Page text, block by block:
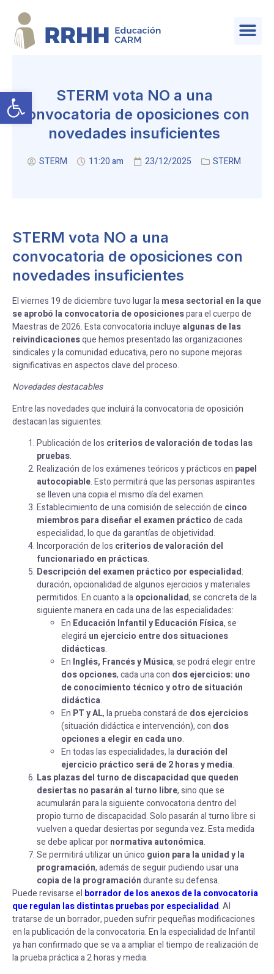
Abrir barra de herramientas
STERM vota NO a una
convocatoria de oposiciones con
novedades insuficientes
STERM 11:20 am 23/12/2025 STERM
STERM vota NO a una
convocatoria de oposiciones con
novedades insuficientes
El viernes 19 de diciembre tuvo lugar lamesa sectorial en la que
se aprobó la convocatoria de oposicionespara el cuerpo de
Maestras de 2026. Esta convocatoria incluye algunas de las
reivindicacionesque hemos presentado las organizaciones
sindicales y la comunidad educativa, pero no supone mejoras
significativas en aspectos clave del proceso.
Novedades destacables
Entre las novedades que incluirá la convocatoria de oposición
destacan las siguientes:
Publicación de los criterios de valoración de todas las
pruebas.
Realización de los exámenes teóricos y prácticos en papel
autocopiable. Esto permitirá que las personas aspirantes
se lleven una copia el mismo día del examen.
Establecimiento de una comisión de selección de cinco
miembros para diseñar el examen prácticode cada
especialidad, lo que da garantías de objetividad.
Incorporación de los criterios de valoración del
funcionariado en prácticas.
Descripción del examen práctico por especialidad:
duración, opcionalidad de algunos ejercicios y materiales
permitidos. En cuanto a laopcionalidad, se concreta de la
siguiente manera en cada una de las especialidades:
En Educación Infantil y Educación Física, se
elegiráun ejercicio entre dos situaciones
didácticas.
En Inglés, Francés y Música, se podrá elegir entre
dos opciones, cada una con dos ejercicios: uno
de conocimiento técnico y otro de situación
didáctica.
En PT y AL, la prueba constará de dos ejercicios
(situación didáctica e intervención), con dos
opciones a elegir en cada uno.
En todas las especialidades, laduración del
ejercicio práctico será de 2 horas y media.
Las plazas del turno de discapacidad que queden
desiertas no pasarán al turno libre, sino que se
acumularán para la siguiente convocatoria dentro del
propio turno de discapacidad. Solo pasarán al turno libre si
vuelven a quedar desiertas por segunda vez. Esta medida
se debe aplicar pornormativa autonómica.
Se permitirá utilizar un único guion para la unidad y la
programación, además de seguir pudiendo usar una
copia de la programacióndurante su defensa.
Puede revisarse el borrador de los anexos de la convocatoria
que regulan las distintas pruebas por especialidad. Al
tratarse de un borrador, pueden sufrir pequeñas modificaciones
en la publicación de la convocatoria. En la especialidad de Infantil
ya han confirmado que se va a ampliar el tiempo de realización de
la prueba práctica a 2 horas y media.